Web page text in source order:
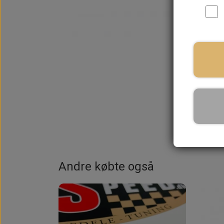
Andre købte også